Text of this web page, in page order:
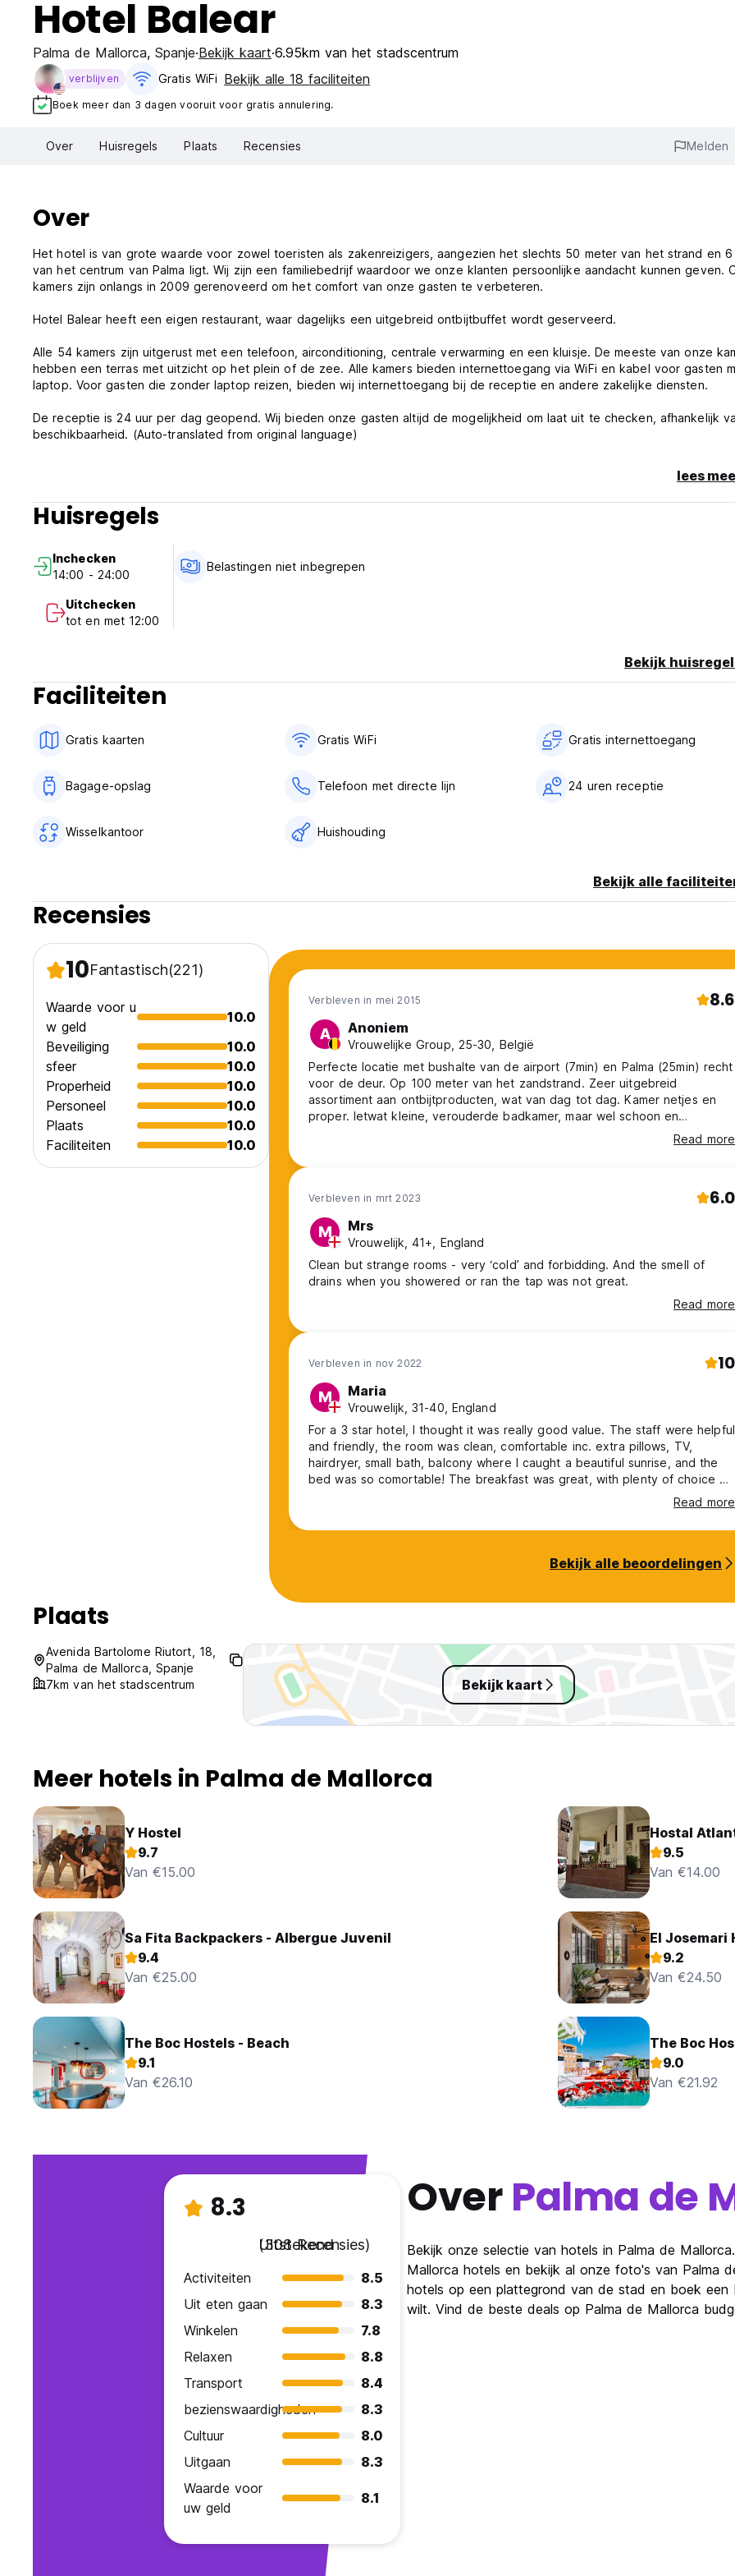
Hotel Balear
Palma de Mallorca, Spanje Bekijk kaart 6.95km van het stadscentrum
verblijven Gratis WiFi Bekijk alle 18 faciliteiten
Boek meer dan 3 dagen vooruit voor gratis annulering.
Over Huisregels Plaats Recensies Melden
Over
Het hotel is van grote waarde voor zowel toeristen als zakenreizigers, aangezien het slechts 50 meter van het strand en 6
van het centrum van Palma ligt. Wij zijn een familiebedrijf waardoor we onze klanten persoonlijke aandacht kunnen geven.
kamers zijn onlangs in 2009 gerenoveerd om het comfort van onze gasten te verbeteren.
Hotel Balear heeft een eigen restaurant, waar dagelijks een uitgebreid ontbijtbuffet wordt geserveerd.
Alle 54 kamers zijn uitgerust met een telefoon, airconditioning, centrale verwarming en een kluisje. De meeste van onze
hebben een terras met uitzicht op het plein of de zee. Alle kamers bieden internettoegang via WiFi en kabel voor gasten
laptop. Voor gasten die zonder laptop reizen, bieden wij internettoegang bij de receptie en andere zakelijke diensten.
De receptie is 24 uur per dag geopend. Wij bieden onze gasten altijd de mogelijkheid om laat uit te checken, afhankelijk
beschikbaarheid. (Auto-translated from original language)
lees
Huisregels
Inchecken
14:00 - 24:00
Uitchecken
tot en met 12:00
Belastingen niet inbegrepen
Bekijk
Faciliteiten
Gratis kaarten Gratis WiFi Gratis internettoegang
Bagage-opslag Telefoon met directe lijn 24 uren receptie
Wisselkantoor Huishouding
Bekijk alle
Recensies
10Fantastisch(221)
Waarde voor u
w geld
10.0
Beveiliging
10.0
sfeer
10.0
Properheid
10.0
Personeel
10.0
Plaats
10.0
Faciliteiten
10.0
Verbleven in mei 2015 8.6
A Anoniem
Vrouwelijke Group, 25-30, België
Perfecte locatie met bushalte van de airport (7min) en Palma (25min) recht
voor de deur. Op 100 meter van het zandstrand. Zeer uitgebreid
assortiment aan ontbijtproducten, wat van dag tot dag. Kamer netjes en
proper. Ietwat kleine, verouderde badkamer, maar wel schoon en
voldoende handdoeken. Behulpzaam personeel. Een aanrader als je een
Read more
Verbleven in mrt 2023 6.0
M Mrs
Vrouwelijk, 41+, England
Clean but strange rooms - very ‘cold’ and forbidding. And the smell of
drains when you showered or ran the tap was not great.
Read more
Verbleven in nov 2022 10
M Maria
Vrouwelijk, 31-40, England
For a 3 star hotel, I thought it was really good value. The staff were helpful
and friendly, the room was clean, comfortable inc. extra pillows, TV,
hairdryer, small bath, balcony where I caught a beautiful sunrise, and the
bed was so comortable! The breakfast was great, with plenty of choice of
continental, pastries, fruit, cereal, toast etc so something for everyones
taste. The location was excellent being just a street away from the beach
with shops and places to eat and taxi rank outside.
Read more
Bekijk alle beoordelingen
Plaats
Avenida Bartolome Riutort, 18,
Palma de Mallorca, Spanje
7km van het stadscentrum
Bekijk kaart
Meer hotels in Palma de Mallorca
Y Hostel
9.7
Van €15.00
Hostal
9.5
Van €14.00
Sa Fita Backpackers - Albergue Juvenil
9.4
Van €25.00
El Josemari
9.2
Van €24.50
The Boc Hostels - Beach
9.1
Van €26.10
The Boc
9.0
Van €21.92
8.3
Uitstekend
(308 Recensies)
Activiteiten
8.5
Uit eten gaan
8.3
Winkelen
7.8
Relaxen
8.8
Transport
8.4
bezienswaardigheden
8.3
Cultuur
8.0
Uitgaan
8.3
Waarde voor
uw geld
8.1
OverPalma de
Bekijk onze selectie van hotels in Palma de
Mallorca hotels en bekijk al onze foto's van Palma
hotels op een plattegrond van de stad en boek
wilt. Vind de beste deals op Palma de Mallorca